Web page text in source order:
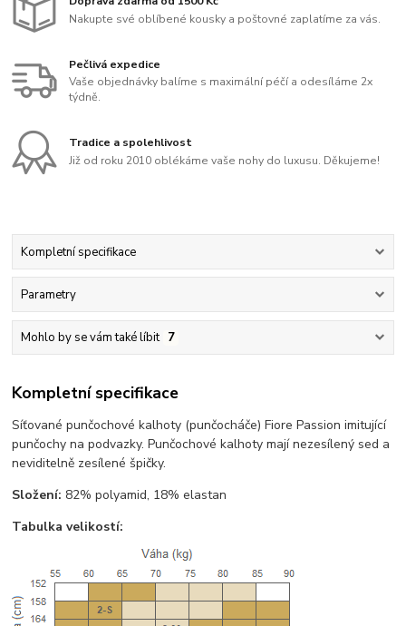
Nakupte své oblíbené kousky a poštovné zaplatíme za vás.
Pečlivá expedice
Vaše objednávky balíme s maximální péčí a odesíláme 2x
týdně.
Tradice a spolehlivost
Již od roku 2010 oblékáme vaše nohy do luxusu. Děkujeme!
Kompletní specifikace
Parametry
Mohlo by se vám také líbit 7
Kompletní specifikace
Síťované punčochové kalhoty (punčocháče) Fiore Passion imitující
punčochy na podvazky. Punčochové kalhoty mají nezesílený sed a
neviditelně zesílené špičky.
Složení: 82% polyamid, 18% elastan
Tabulka velikostí: